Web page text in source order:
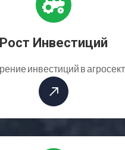
Рост Инвестиций
инвестиций в